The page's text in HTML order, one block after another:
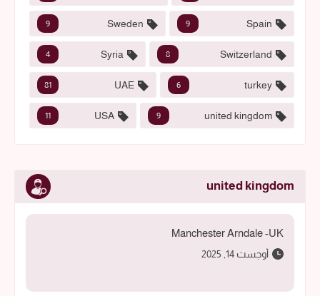
Spain
9
Sweden
9
Switzerland
8
Syria
4
turkey
6
UAE
81
united kingdom
9
USA
11
united kingdom
Manchester Arndale -UK
أوجست 14, 2025